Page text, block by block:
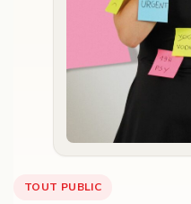
TOUT PUBLIC